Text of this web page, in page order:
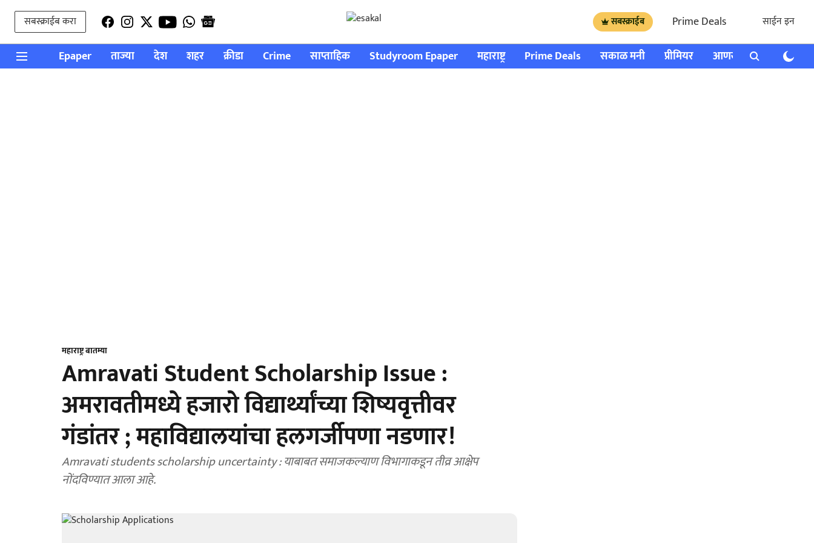
सबस्क्राईब करा सबस्क्राईब Prime Deals साईन इन
Epaper ताज्या देश शहर क्रीडा Crime साप्ताहिक Studyroom Epaper महाराष्ट्र Prime Deals सकाळ मनी प्रीमियर आणखी राशी भविष्य
महाराष्ट्र बातम्या
Amravati Student Scholarship Issue :
अमरावतीमध्ये हजारो विद्यार्थ्यांच्या शिष्यवृत्तीवर
गंडांतर ; महाविद्यालयांचा हलगर्जीपणा नडणार!
Amravati students scholarship uncertainty : याबाबत समाजकल्याण विभागाकडून तीव्र आक्षेप
नोंदविण्यात आला आहे.